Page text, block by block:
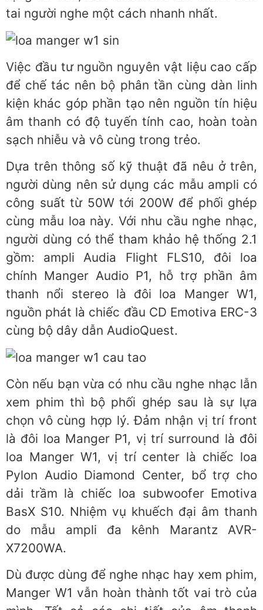
tai người nghe một cách nhanh nhất.
Việc đầu tư nguồn nguyên vật liệu cao cấp
để chế tác nên bộ phân tần cùng dàn linh
kiện khác góp phần tạo nên nguồn tín hiệu
âm thanh có độ tuyến tính cao, hoàn toàn
sạch nhiễu và vô cùng trong trẻo.
Dựa trên thông số kỹ thuật đã nêu ở trên,
người dùng nên sử dụng các mẫu ampli có
công suất từ 50W tới 200W để phối ghép
cùng mẫu loa này. Với nhu cầu nghe nhạc,
người dùng có thể tham khảo hệ thống 2.1
gồm: ampli Audia Flight FLS10, đôi loa
chính Manger Audio P1, hỗ trợ phần âm
thanh nổi stereo là đôi loa Manger W1,
nguồn phát là chiếc đầu CD Emotiva ERC-3
cùng bộ dây dẫn AudioQuest.
Còn nếu bạn vừa có nhu cầu nghe nhạc lẫn
xem phim thì bộ phối ghép sau là sự lựa
chọn vô cùng hợp lý. Đảm nhận vị trí front
là đôi loa Manger P1, vị trí surround là đôi
loa Manger W1, vị trí center là chiếc loa
Pylon Audio Diamond Center, bổ trợ cho
dải trầm là chiếc loa subwoofer Emotiva
BasX S10. Nhiệm vụ khuếch đại âm thanh
do mẫu ampli đa kênh Marantz AVR-
X7200WA.
Dù được dùng để nghe nhạc hay xem phim,
Manger W1 vẫn hoàn thành tốt vai trò của